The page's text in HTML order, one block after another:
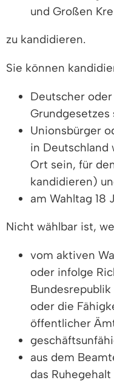
und Großen
zu kandidieren.
Sie können
Deutscher
Grundgesetzes
Unionsbürger
in Deutschland
Ort sein, für
kandidieren)
am Wahltag 18
Nicht wählbar ist,
vom aktiven
oder infolge
oder die
öffentlicher
aus dem
das